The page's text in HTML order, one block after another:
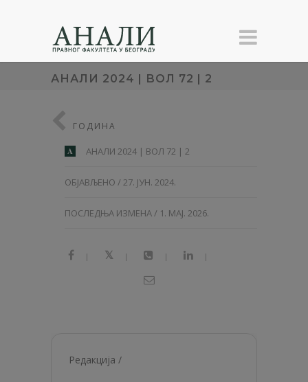
АНАЛИ 2024 | ВОЛ 72 | 2
ГОДИНА
A АНАЛИ 2024 | ВОЛ 72 | 2
ОБЈАВЉЕНО / 27. ЈУН. 2024.
ПОСЛЕДЊА ИЗМЕНА / 1. МАЈ. 2026.
| | | |
Редакција /